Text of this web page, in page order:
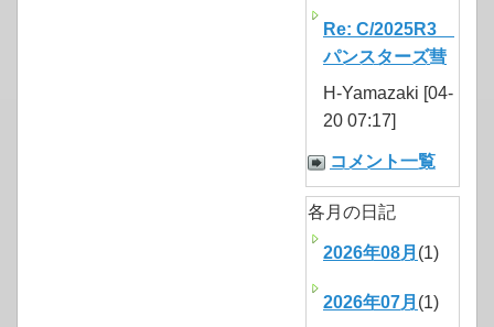
Re: C/2025R3
パンスターズ彗
H-Yamazaki [04-
20 07:17]
コメント一覧
各月の日記
2026年08月 (1)
2026年07月 (1)